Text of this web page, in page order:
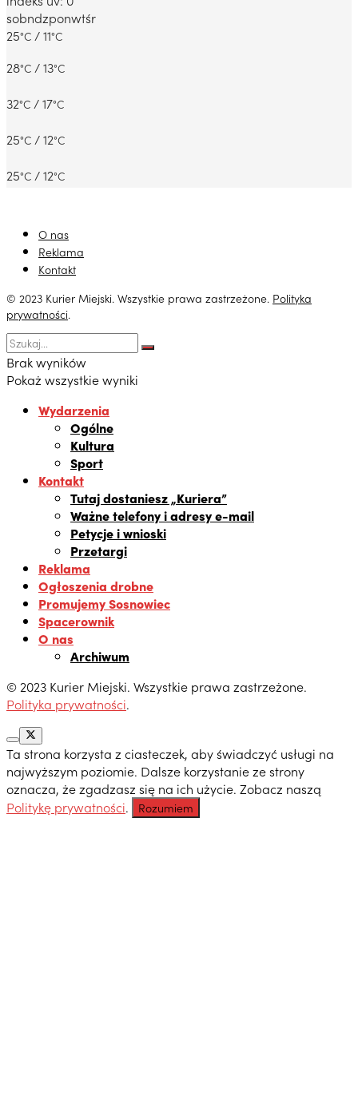
sobndzponwtśr
25°C / 11°C
28°C / 13°C
32°C / 17°C
25°C / 12°C
25°C / 12°C
O nas
Reklama
Kontakt
© 2023 Kurier Miejski. Wszystkie prawa zastrzeżone. Polityka
prywatności.
Brak wyników
Pokaż wszystkie wyniki
Wydarzenia
Ogólne
Kultura
Sport
Kontakt
Tutaj dostaniesz „Kuriera”
Ważne telefony i adresy e-mail
Petycje i wnioski
Przetargi
Reklama
Ogłoszenia drobne
Promujemy Sosnowiec
Spacerownik
O nas
Archiwum
© 2023 Kurier Miejski. Wszystkie prawa zastrzeżone.
Polityka prywatności.
Ta strona korzysta z ciasteczek, aby świadczyć usługi na
najwyższym poziomie. Dalsze korzystanie ze strony
oznacza, że zgadzasz się na ich użycie. Zobacz naszą
Politykę prywatności. Rozumiem